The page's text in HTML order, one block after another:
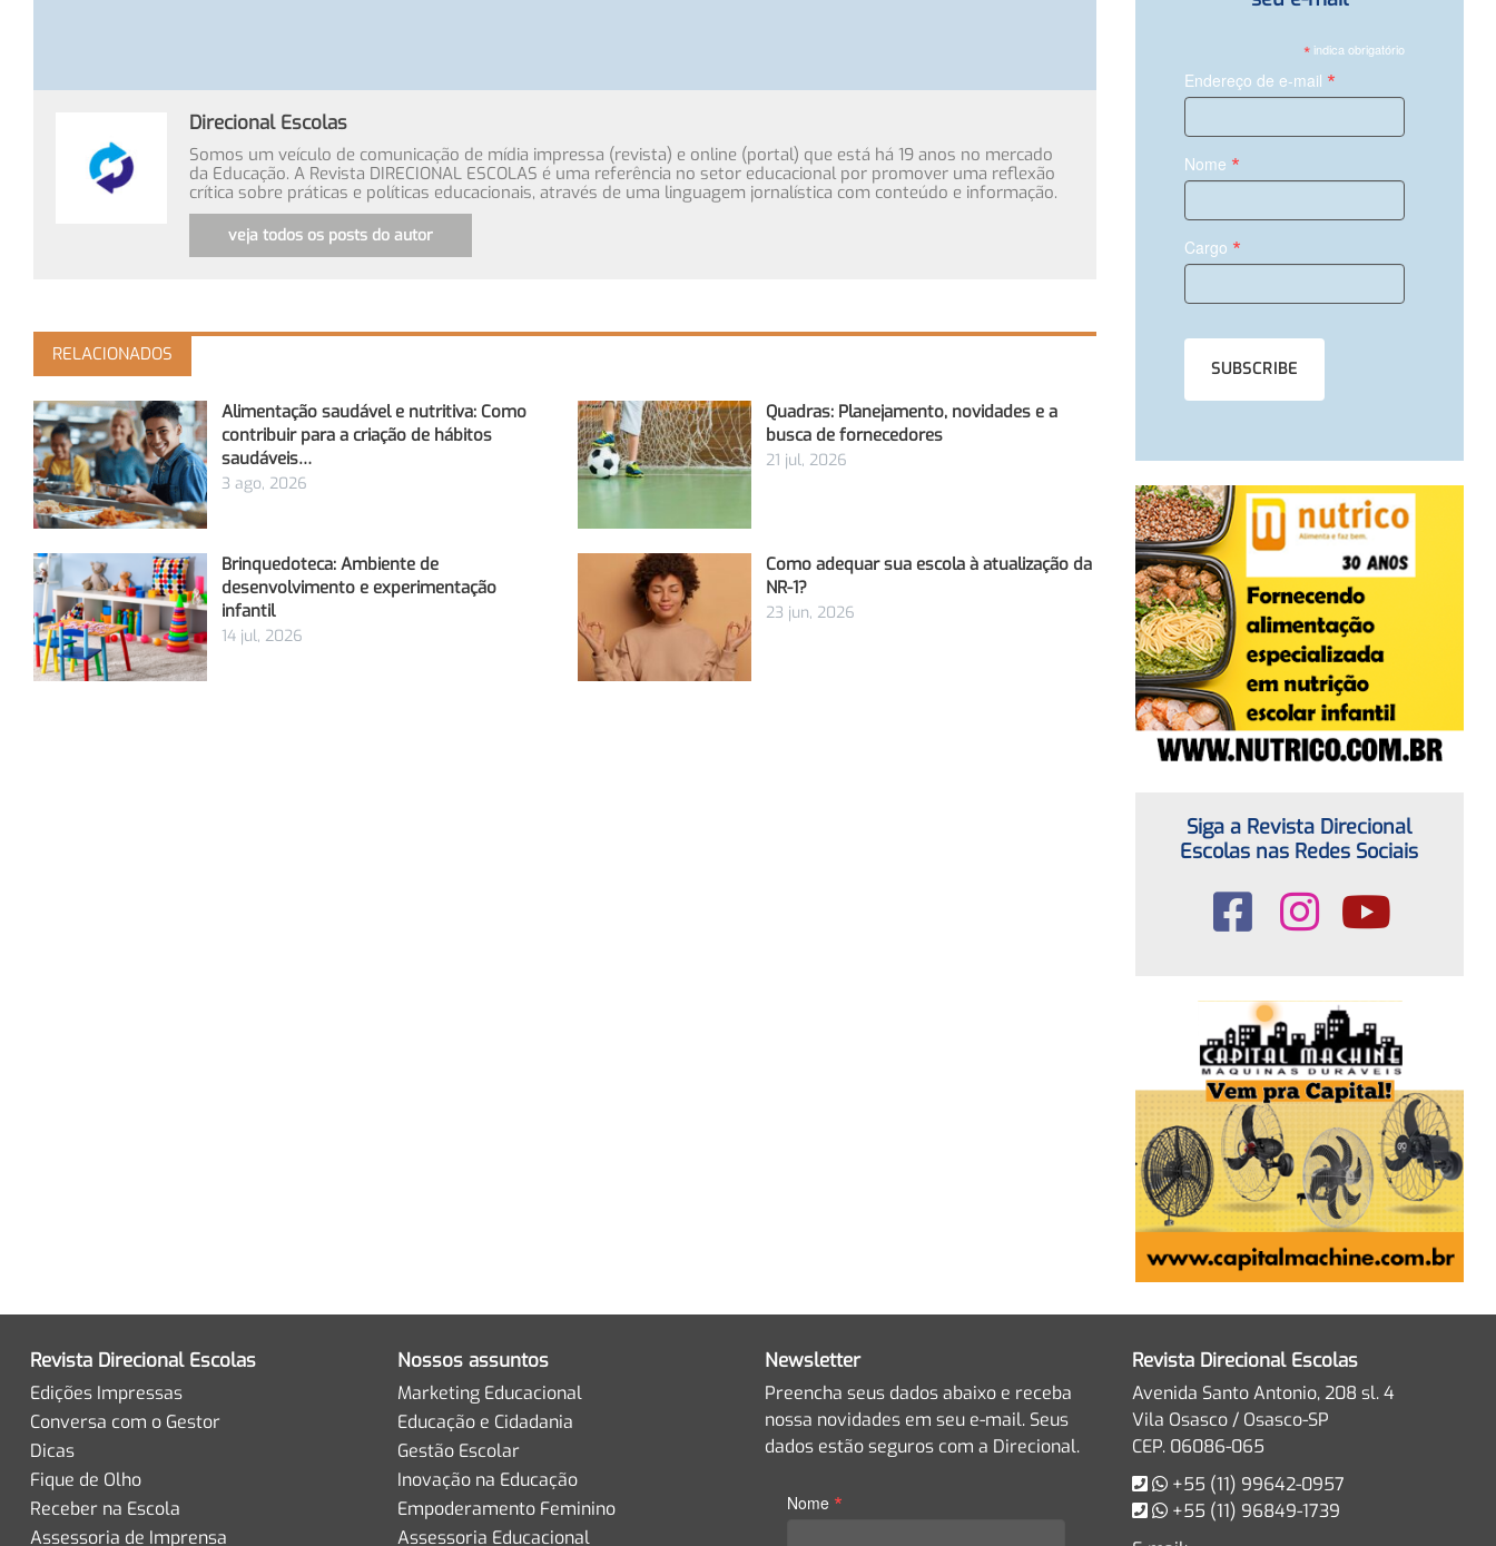
Direcional Escolas
Somos um veículo de comunicação de mídia impressa (revista) e online (portal) que está há 19 anos no mercado
da Educação. A Revista DIRECIONAL ESCOLAS é uma referência no setor educacional por promover uma reflexão
crítica sobre práticas e políticas educacionais, através de uma linguagem jornalística com conteúdo e informação.
veja todos os posts do autor
RELACIONADOS
Alimentação saudável e nutritiva: Como
contribuir para a criação de hábitos
saudáveis…
3 ago, 2026
Quadras: Planejamento, novidades e a
busca de fornecedores
21 jul, 2026
Brinquedoteca: Ambiente de
desenvolvimento e experimentação
infantil
14 jul, 2026
Como adequar sua escola à atualização da
NR-1?
23 jun, 2026
* indica obrigatório
Endereço de e-mail *
Nome *
Cargo *
Siga a Revista Direcional
Escolas nas Redes Sociais
Revista Direcional Escolas
Edições Impressas
Conversa com o Gestor
Dicas
Fique de Olho
Receber na Escola
Assessoria de Imprensa
Nossos assuntos
Marketing Educacional
Educação e Cidadania
Gestão Escolar
Inovação na Educação
Empoderamento Feminino
Assessoria Educacional
Newsletter
Preencha seus dados abaixo e receba
nossa novidades em seu e-mail. Seus
dados estão seguros com a Direcional.
Nome *
Revista Direcional Escolas
Avenida Santo Antonio, 208 sl. 4
Vila Osasco / Osasco-SP
CEP. 06086-065
+55 (11) 99642-0957
+55 (11) 96849-1739